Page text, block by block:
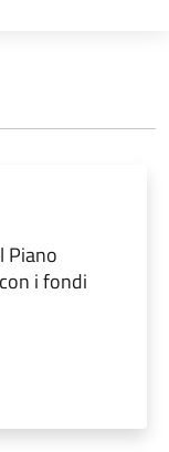
Piano
i fondi